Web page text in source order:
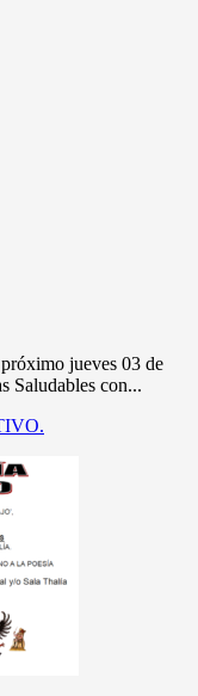
jueves 03 de
Saludables con...